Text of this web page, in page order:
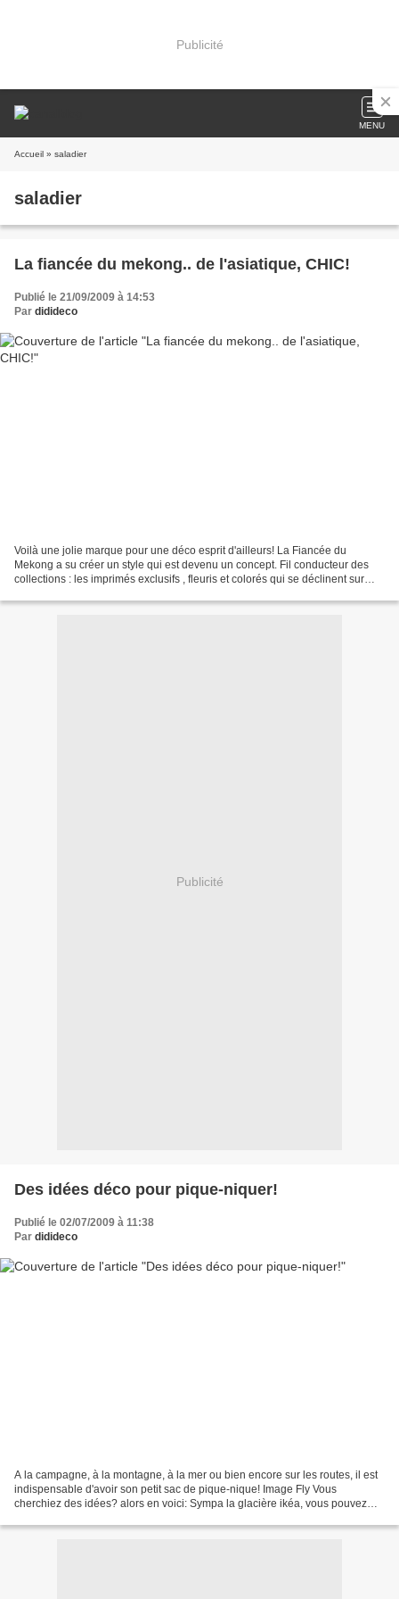
Publicité
MENU
Accueil » saladier
saladier
La fiancée du mekong.. de l'asiatique, CHIC!
Publié le 21/09/2009 à 14:53
Par didideco
Voilà une jolie marque pour une déco esprit d'ailleurs! La Fiancée du
Mekong a su créer un style qui est devenu un concept. Fil conducteur des
collections : les imprimés exclusifs , fleuris et colorés qui se déclinent sur
Publicité
Des idées déco pour pique-niquer!
Publié le 02/07/2009 à 11:38
Par didideco
A la campagne, à la montagne, à la mer ou bien encore sur les routes, il est
indispensable d'avoir son petit sac de pique-nique! Image Fly Vous
cherchiez des idées? alors en voici: Sympa la glacière ikéa, vous pouvez